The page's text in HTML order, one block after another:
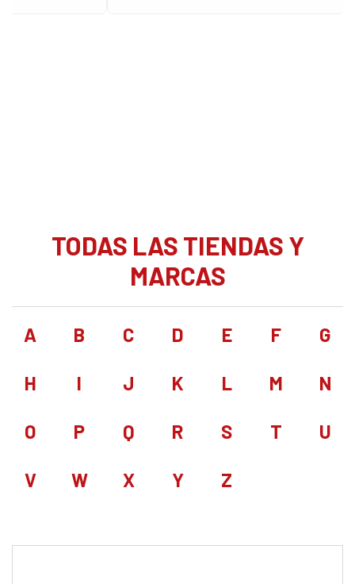
TODAS LAS TIENDAS Y
MARCAS
A B C D E F G
H I J K L M N
O P Q R S T U
V W X Y Z